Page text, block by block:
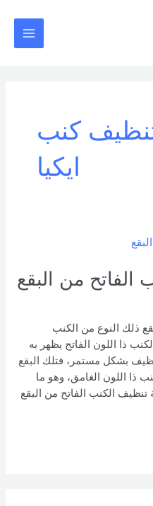
كنب
ايكيا
من البقع
ذلك النوع من الكنب
ذا اللون الفاتح يظهر به
بشكل مستمر، فتلك البقع
اللون الغامق، وهو ما
الكنب الفاتح من البقع